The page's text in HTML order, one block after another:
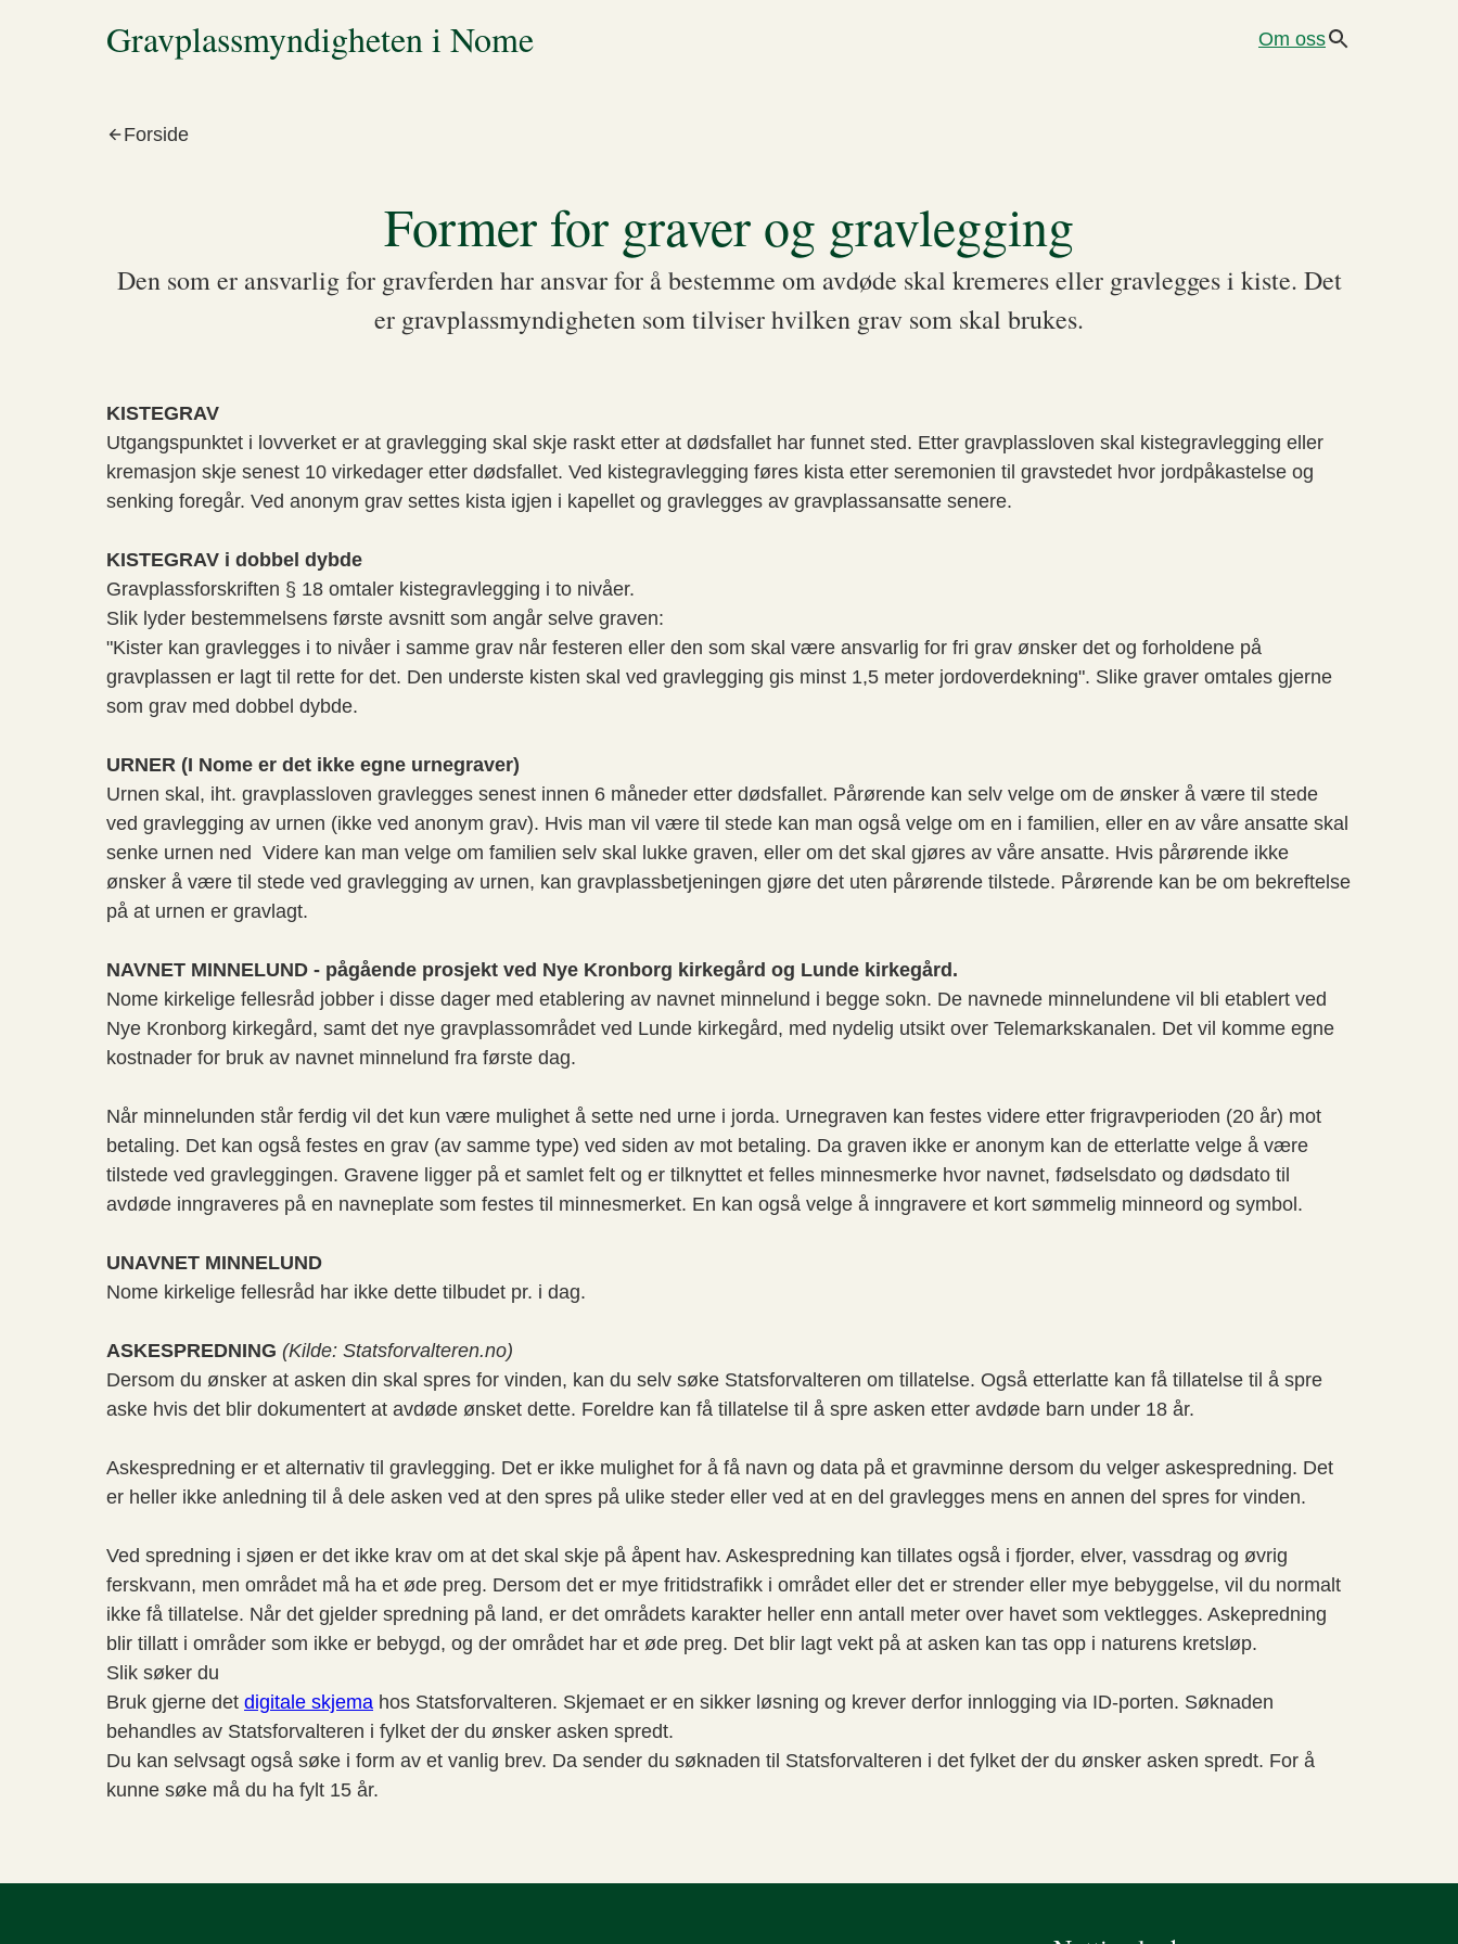
Gravplassmyndigheten i Nome Om oss
Forside
Former for graver og gravlegging
Den som er ansvarlig for gravferden har ansvar for å bestemme om avdøde skal kremeres eller gravlegges i kiste. Det
er gravplassmyndigheten som tilviser hvilken grav som skal brukes.
KISTEGRAV
Utgangspunktet i lovverket er at gravlegging skal skje raskt etter at dødsfallet har funnet sted. Etter gravplassloven skal kistegravlegging eller
kremasjon skje senest 10 virkedager etter dødsfallet. Ved kistegravlegging føres kista etter seremonien til gravstedet hvor jordpåkastelse og
senking foregår. Ved anonym grav settes kista igjen i kapellet og gravlegges av gravplassansatte senere.
KISTEGRAV i dobbel dybde
Gravplassforskriften § 18 omtaler kistegravlegging i to nivåer.
Slik lyder bestemmelsens første avsnitt som angår selve graven:
"Kister kan gravlegges i to nivåer i samme grav når festeren eller den som skal være ansvarlig for fri grav ønsker det og forholdene på
gravplassen er lagt til rette for det. Den underste kisten skal ved gravlegging gis minst 1,5 meter jordoverdekning". Slike graver omtales gjerne
som grav med dobbel dybde.
URNER (I Nome er det ikke egne urnegraver)
Urnen skal, iht. gravplassloven gravlegges senest innen 6 måneder etter dødsfallet. Pårørende kan selv velge om de ønsker å være til stede
ved gravlegging av urnen (ikke ved anonym grav). Hvis man vil være til stede kan man også velge om en i familien, eller en av våre ansatte skal
senke urnen ned Videre kan man velge om familien selv skal lukke graven, eller om det skal gjøres av våre ansatte. Hvis pårørende ikke
ønsker å være til stede ved gravlegging av urnen, kan gravplassbetjeningen gjøre det uten pårørende tilstede. Pårørende kan be om bekreftelse
på at urnen er gravlagt.
NAVNET MINNELUND - pågående prosjekt ved Nye Kronborg kirkegård og Lunde kirkegård.
Nome kirkelige fellesråd jobber i disse dager med etablering av navnet minnelund i begge sokn. De navnede minnelundene vil bli etablert ved
Nye Kronborg kirkegård, samt det nye gravplassområdet ved Lunde kirkegård, med nydelig utsikt over Telemarkskanalen. Det vil komme egne
kostnader for bruk av navnet minnelund fra første dag.
Når minnelunden står ferdig vil det kun være mulighet å sette ned urne i jorda. Urnegraven kan festes videre etter frigravperioden (20 år) mot
betaling. Det kan også festes en grav (av samme type) ved siden av mot betaling. Da graven ikke er anonym kan de etterlatte velge å være
tilstede ved gravleggingen. Gravene ligger på et samlet felt og er tilknyttet et felles minnesmerke hvor navnet, fødselsdato og dødsdato til
avdøde inngraveres på en navneplate som festes til minnesmerket. En kan også velge å inngravere et kort sømmelig minneord og symbol.
UNAVNET MINNELUND
Nome kirkelige fellesråd har ikke dette tilbudet pr. i dag.
ASKESPREDNING (Kilde: Statsforvalteren.no)
Dersom du ønsker at asken din skal spres for vinden, kan du selv søke Statsforvalteren om tillatelse. Også etterlatte kan få tillatelse til å spre
aske hvis det blir dokumentert at avdøde ønsket dette. Foreldre kan få tillatelse til å spre asken etter avdøde barn under 18 år.
Askespredning er et alternativ til gravlegging. Det er ikke mulighet for å få navn og data på et gravminne dersom du velger askespredning. Det
er heller ikke anledning til å dele asken ved at den spres på ulike steder eller ved at en del gravlegges mens en annen del spres for vinden.
Ved spredning i sjøen er det ikke krav om at det skal skje på åpent hav. Askespredning kan tillates også i fjorder, elver, vassdrag og øvrig
ferskvann, men området må ha et øde preg. Dersom det er mye fritidstrafikk i området eller det er strender eller mye bebyggelse, vil du normalt
ikke få tillatelse. Når det gjelder spredning på land, er det områdets karakter heller enn antall meter over havet som vektlegges. Askepredning
blir tillatt i områder som ikke er bebygd, og der området har et øde preg. Det blir lagt vekt på at asken kan tas opp i naturens kretsløp.
Slik søker du
Bruk gjerne det digitale skjema hos Statsforvalteren. Skjemaet er en sikker løsning og krever derfor innlogging via ID-porten. Søknaden
behandles av Statsforvalteren i fylket der du ønsker asken spredt.
Du kan selvsagt også søke i form av et vanlig brev. Da sender du søknaden til Statsforvalteren i det fylket der du ønsker asken spredt. For å
kunne søke må du ha fylt 15 år.